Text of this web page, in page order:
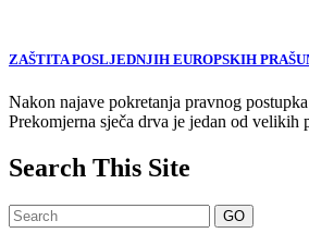
ZAŠTITA POSLJEDNJIH EUROPSKIH
Nakon najave pokretanja pravnog
Prekomjerna sječa drva je jedan od velikih
Search This Site